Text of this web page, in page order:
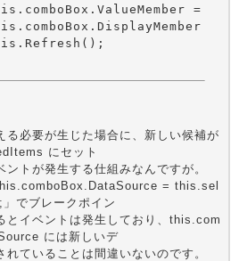
=
=
る必要が生じた場合に、新しい候補が
にセット
ントが発生する仕組みなんですが。
= this.sel
でブレークポイン
とイベントは発生しており、this.com
には新しいデ
れていることは間違いないのです。